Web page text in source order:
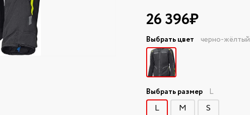
26 396₽
Выбрать цвет черно-жёлтый
Выбрать размер L
L M S